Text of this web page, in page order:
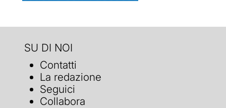
SU DI NOI
Contatti
La redazione
Seguici
Collabora